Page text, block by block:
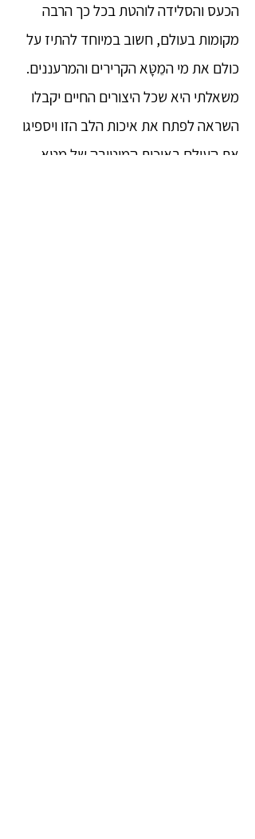
הכעס והסלידה לוהטת בכל כך הרבה
מקומות בעולם, חשוב במיוחד להתיז על
כולם את מי המֵטָּא הקרירים והמרעננים.
משאלתי היא שכל היצורים החיים יקבלו
השראה לפתח את איכות הלב הזו ויספיגו
את העולם באיכות המיטיבה של מֵטָּא.